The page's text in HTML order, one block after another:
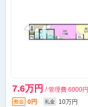
7.6万円 / 管理費 6000円
敷金 0円 礼金
10万円